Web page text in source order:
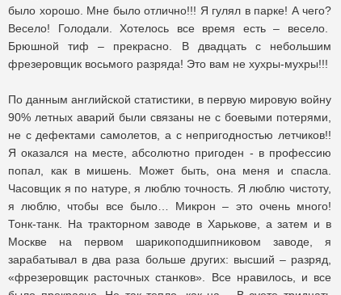
было хорошо. Мне было отлично!!! Я гулял в парке! А чего?
Весело! Голодали. Хотелось все время есть – весело.
Брюшной тиф – прекрасно. В двадцать с небольшим
фрезеровщик восьмого разряда! Это вам не хухры-мухры!!!
По данным английской статистики, в первую мировую войну
90% летных аварий были связаны не с боевыми потерями,
не с дефектами самолетов, а с непригодностью летчиков!!
Я оказался на месте, абсолютно пригоден - в профессию
попал, как в мишень. Может быть, она меня и спасла.
Часовщик я по натуре, я люблю точность. Я люблю чистоту,
я люблю, чтобы все было… Микрон – это очень много!
Тонк-танк. На тракторном заводе в Харькове, а затем и в
Москве на первом шарикоподшипниковом заводе, я
зарабатывал в два раза больше других: высший – разряд,
«фрезеровщик расточных станков». Все нравилось, и все